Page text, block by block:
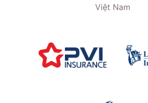
Việt Nam